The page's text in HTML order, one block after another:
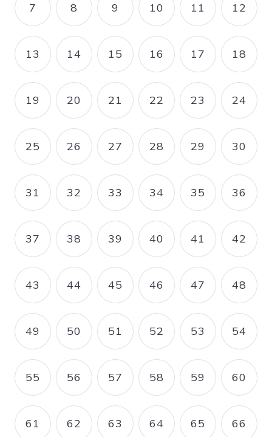
PAGE
7 PAGE
8 PAGE
9 PAGE
10 PAGE
11 PAGE
12
PAGE
13 PAGE
14 PAGE
15 PAGE
16 PAGE
17 PAGE
18
PAGE
19 PAGE
20 PAGE
21 PAGE
22 PAGE
23 PAGE
24
PAGE
25 PAGE
26 PAGE
27 PAGE
28 PAGE
29 PAGE
30
PAGE
31 PAGE
32 PAGE
33 PAGE
34 PAGE
35 PAGE
36
PAGE
37 PAGE
38 PAGE
39 PAGE
40 PAGE
41 PAGE
42
PAGE
43 PAGE
44 PAGE
45 PAGE
46 PAGE
47 PAGE
48
PAGE
49 PAGE
50 PAGE
51 PAGE
52 PAGE
53 PAGE
54
PAGE
55 PAGE
56 PAGE
57 PAGE
58 PAGE
59 PAGE
60
PAGE
61 PAGE
62 PAGE
63 PAGE
64 PAGE
65 PAGE
66